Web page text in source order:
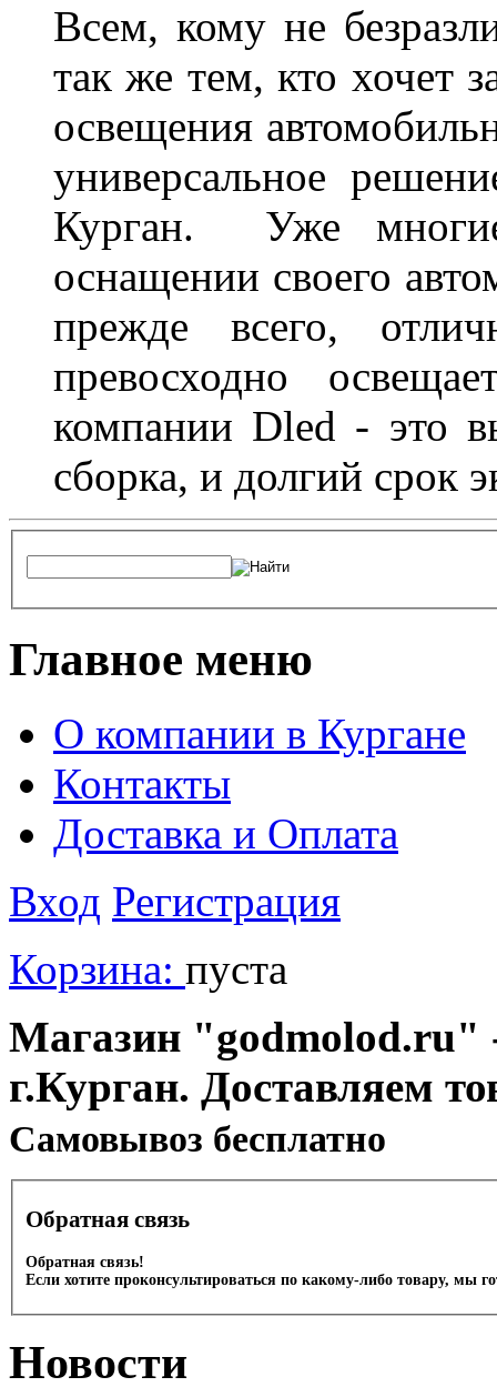
Всем, кому не
так же тем, кто хочет
освещения
универсальное
Курган. Уже многие
оснащении своего
прежде всего,
превосходно
компании Dled - это
сборка, и долгий срок
Главное меню
О компании в Кургане
Контакты
Доставка и Оплата
Вход Регистрация
Корзина: пуста
Магазин "godmolod.ru"
г.Курган. Доставляем
Cамовывоз бесплатно
Обратная связь
Обратная связь!
Если хотите проконсультироваться по какому-либо товару, мы
Новости